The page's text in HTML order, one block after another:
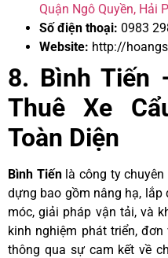
Quận Ngô Quyền, Hải
Số điện thoại: 0983
Website: http://
8. Bình Tiến
Thuê Xe
Toàn Diện
Bình Tiếnlà công ty chuyên
dựng bao gồm nâng hạ,
móc, giải pháp vận tải, và
kinh nghiệm phát triển,
thông qua sự cam kết về